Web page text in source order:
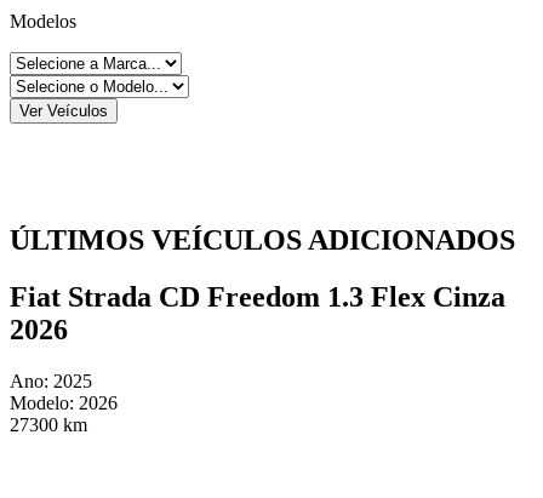
Modelos
Ver Veículos
ÚLTIMOS VEÍCULOS ADICIONADOS
Fiat Strada CD Freedom 1.3 Flex Cinza
2026
Ano: 2025
Modelo: 2026
27300 km